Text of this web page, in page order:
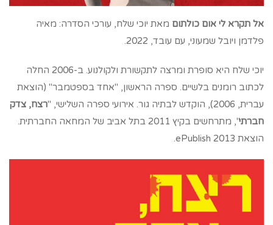
אל תקרא לי אום כולתום מאת יוכי שלח, עורכי הסדרה: מאיה
פלדמן ויובל שמעוני, עם עובד, 2022.
יוכי שלח היא סופרת ומרצה לתקשורת ולקולנוע. ב-2006 החלה
לכתוב רומנים בלשיים. ספרה הראשון, "אחד בספטמבר" (הוצאת
עברית, 2006), הוקדש לבתיה גור. אירועי ספרה השלישי, "
רצח, צדק
חברתי
", מתרחשים בקיץ 2011 בתל אביב של המחאה החברתית.
הוצאת ePublish 2013.